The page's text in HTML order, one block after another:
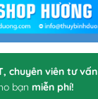
chuyên viên tư vấn
bạn miễn phí!